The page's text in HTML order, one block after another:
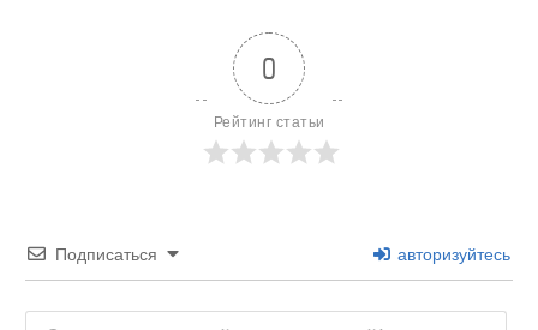
0
Рейтинг статьи
Подписаться авторизуйтесь